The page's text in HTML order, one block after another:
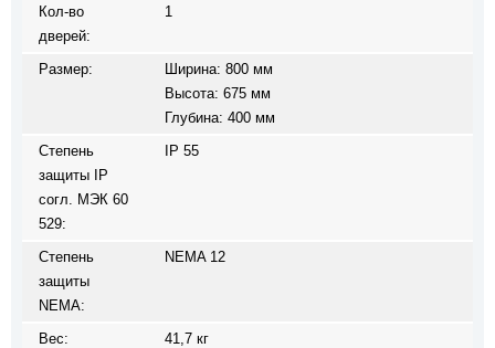
Кол-во
дверей:
1
Размер:
Ширина: 800 мм
Высота: 675 мм
Глубина: 400 мм
Степень
защиты IP
согл. МЭК 60
529:
IP 55
Степень
защиты
NEMA:
NEMA 12
Вес:
41,7 кг